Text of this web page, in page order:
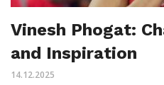
Vinesh Phogat:
and Inspiration
14.12.2025